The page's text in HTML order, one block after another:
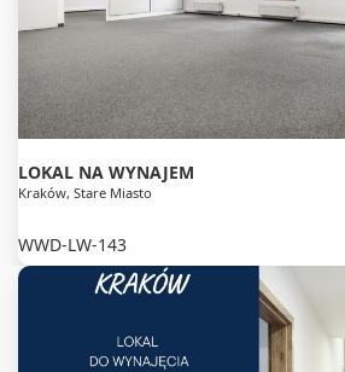
LOKAL NA WYNAJEM
Kraków, Stare Miasto
WWD-LW-143